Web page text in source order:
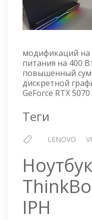
модификаций на
питания на 400
повышенный
дискретной
GeForce RTX 5070
Теги
LENOVO
IPH